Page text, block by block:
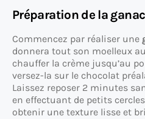
Préparation de la
Commencez par réaliser une
donnera tout son moelleux
chauffer la crème jusqu’au
versez-la sur le chocolat
Laissez reposer 2 minutes
en effectuant de petits
obtenir une texture lisse et